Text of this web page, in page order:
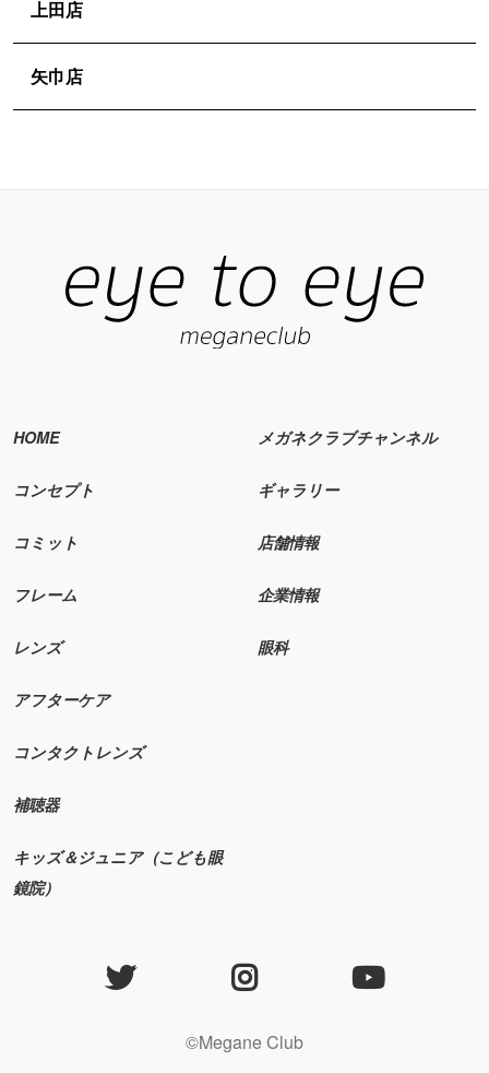
上田店
矢巾店
HOME
コンセプト
コミット
フレーム
レンズ
アフターケア
コンタクトレンズ
補聴器
キッズ＆ジュニア（こども眼
鏡院）
メガネクラブチャンネル
ギャラリー
店舗情報
企業情報
眼科
©Megane Club